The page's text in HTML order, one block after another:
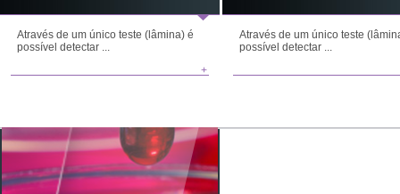
Através de um único teste (lâmina) é
possível detectar ...
+
Através de um único teste
possível detectar ...